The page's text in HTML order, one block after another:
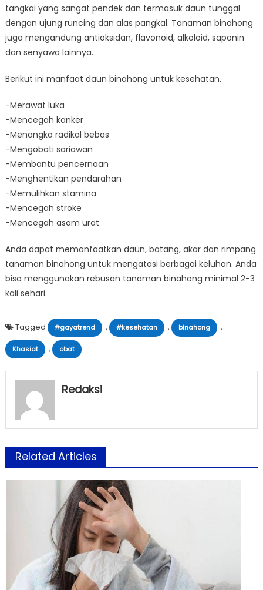
tangkai yang sangat pendek dan termasuk daun tunggal
dengan ujung runcing dan alas pangkal. Tanaman binahong
juga mengandung antioksidan, flavonoid, alkoloid, saponin
dan senyawa lainnya.
Berikut ini manfaat daun binahong untuk kesehatan.
-Merawat luka
-Mencegah kanker
-Menangka radikal bebas
-Mengobati sariawan
-Membantu pencernaan
-Menghentikan pendarahan
-Memulihkan stamina
-Mencegah stroke
-Mencegah asam urat
Anda dapat memanfaatkan daun, batang, akar dan rimpang
tanaman binahong untuk mengatasi berbagai keluhan. Anda
bisa menggunakan rebusan tanaman binahong minimal 2-3
kali sehari.
Tagged #gayatrend , #kesehatan , binahong ,
Khasiat , obat
Redaksi
Related Articles